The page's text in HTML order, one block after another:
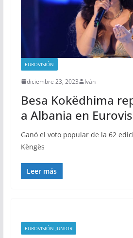
EUROVISIÓN
diciembre 23, 2023 Iván
Besa Kokëdhima
a Albania en
Ganó el voto popular de la 62
Këngës
Leer más
EUROVISIÓN JUNIOR